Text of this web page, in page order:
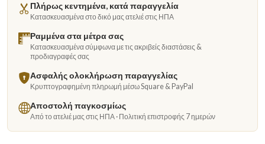
Πλήρως κεντημένα, κατά παραγγελία
Κατασκευασμένα στο δικό μας ατελιέ στις ΗΠΑ
Ραμμένα στα μέτρα σας
Κατασκευασμένα σύμφωνα με τις ακριβείς διαστάσεις &
προδιαγραφές σας
Ασφαλής ολοκλήρωση παραγγελίας
Κρυπτογραφημένη πληρωμή μέσω Square & PayPal
Αποστολή παγκοσμίως
Από το ατελιέ μας στις ΗΠΑ · Πολιτική επιστροφής 7 ημερών